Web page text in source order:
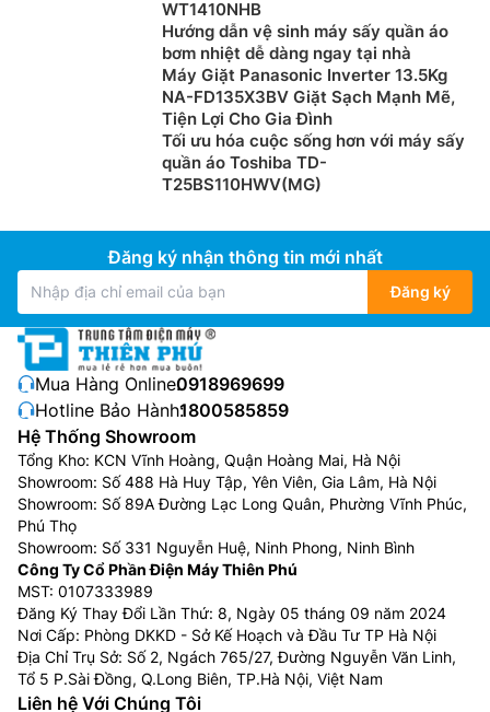
động từ 4.000.000đ đến hơn 27.000.000đ. Ngoài ra,
dòng máy này còn tiêu thụ điện nhiều hơn, bảng điều
khiển phức tạp và khó sử dụng hơn.
Máy giặt kết hợp công nghệ sấy
Máy giặt kết hợp công nghệ sấy là thiết bị 2 trong 1,
vừa giặt sạch vừa sấy khô quần áo trong cùng một
lồng giặt, cực kỳ tiện lợi cho gia đình ít người hoặc
vào mùa mưa, giúp tiết kiệm không gian và công sức
không phải chuyển đồ. Máy hoạt động bằng cách giặt
như máy thường, sau đó dùng công nghệ sấy ngưng tụ
hoặc bơm nhiệt để làm khô bằng hơi nóng, phù hợp
với nhiều chất liệu vải và có nhiều chế độ, dù chu trình
sấy có thể lâu hơn máy sấy độc lập.
Máy giặt sấy được bán với mức giá giao động trong
khoảng từ 8.000.000đ đến hơn 45.000.000đ, tùy vào
khối lượng giặt sấy, thương hiệu mà giá bán cũng sẽ
WT1410NHB
Hướng dẫn vệ sinh máy sấy quần áo
bơm nhiệt dễ dàng ngay tại nhà
Máy Giặt Panasonic Inverter 13.5Kg
NA-FD135X3BV Giặt Sạch Mạnh Mẽ,
Tiện Lợi Cho Gia Đình
Tối ưu hóa cuộc sống hơn với máy sấy
quần áo Toshiba TD-
T25BS110HWV(MG)
Đăng ký nhận thông tin mới nhất
Đăng ký
Mua Hàng Online:0918969699
Hotline Bảo Hành:1800585859
Hệ Thống Showroom
Tổng Kho: KCN Vĩnh Hoàng, Quận Hoàng Mai, Hà Nội
Showroom: Số 488 Hà Huy Tập, Yên Viên, Gia Lâm, Hà Nội
Showroom: Số 89A Đường Lạc Long Quân, Phường Vĩnh Phúc,
Phú Thọ
Showroom: Số 331 Nguyễn Huệ, Ninh Phong, Ninh Bình
Công Ty Cổ Phần Điện Máy Thiên Phú
MST: 0107333989
Đăng Ký Thay Đổi Lần Thứ: 8, Ngày 05 tháng 09 năm 2024
Nơi Cấp: Phòng DKKD - Sở Kế Hoạch và Đầu Tư TP Hà Nội
Địa Chỉ Trụ Sở: Số 2, Ngách 765/27, Đường Nguyễn Văn Linh,
Tổ 5 P.Sài Đồng, Q.Long Biên, TP.Hà Nội, Việt Nam
Liên hệ Với Chúng Tôi